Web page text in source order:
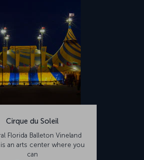
Cirque du Soleil
Florida Balleton Vineland
an arts center where you
can